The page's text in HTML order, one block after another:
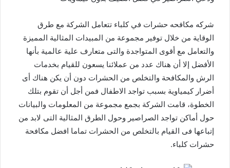
شركه مكافحه حشرات في كلباء تتعامل الشركة مع طرق
الوقاية من خلال توفير مجموعة من المبيدات المثالية المميزة
والتعامل مع أقوى المتواجدة والتى متعارف علية عالمية بأنها
الأفضل إلا أن هناك عدد من عملائنا يسعون للقيام بخدمات
الرش والمكافحة والتخلص من الحشرات دون أن يكن هناك أى
أضرار كيمياوية بسبب تواجد الاطفال فمن أجل أن تقوم بتلك
الخطوة، قامت الشركة بجمع مجموعة من المعلومات والبيانات
حول أماكن تواجد الصراصير وحول الطرق المثالية التى لابد من
إتباعها فى القيام بالتخلص من الحشرات تماما افضل مكافحة
حشرات كلباء.